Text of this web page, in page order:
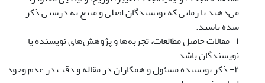
می‌دهند تا زمانی که نویسندگان اصلی و منبع به درستی ذکر
شده باشند.
۱- مقالات حاصل مطالعات، تجربه‌ها و پژوهش‌های نویسنده یا
نویسندگان باشد.
۲- ذکر نویسنده مسئول و همکاران در مقاله و دقت در عدم وجود